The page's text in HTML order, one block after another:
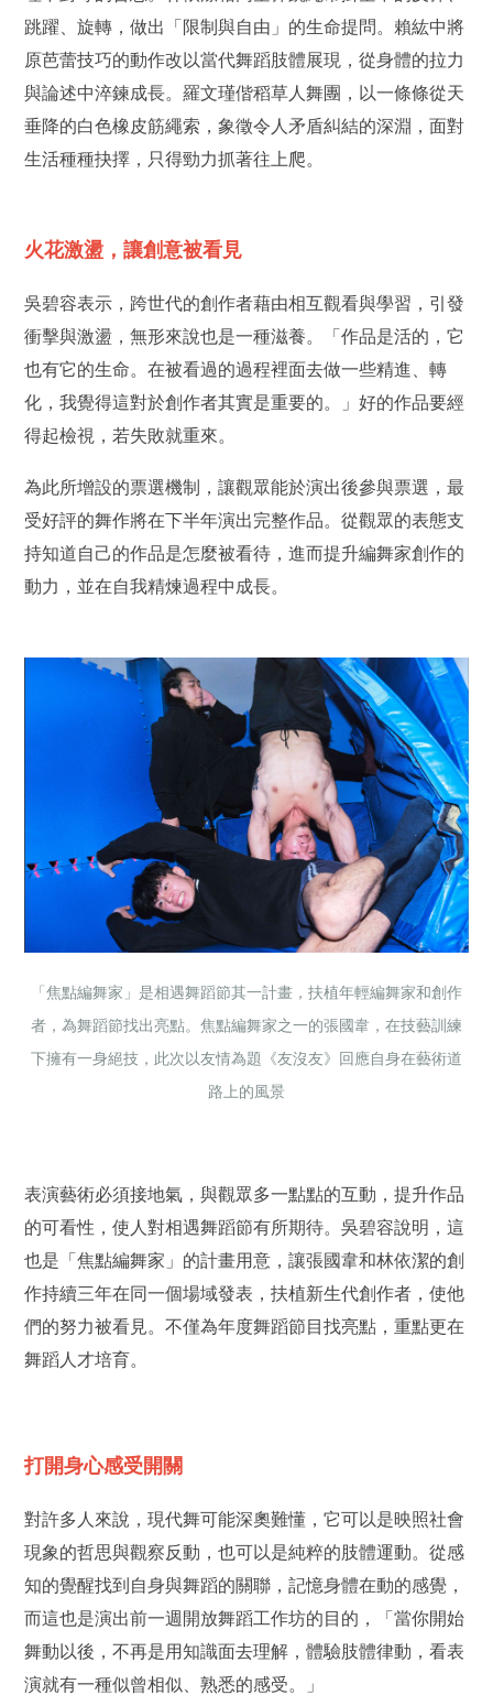
跳躍、旋轉，做出「限制與自由」的生命提問。賴紘中將
原芭蕾技巧的動作改以當代舞蹈肢體展現，從身體的拉力
與論述中淬鍊成長。羅文瑾偕稻草人舞團，以一條條從天
垂降的白色橡皮筋繩索，象徵令人矛盾糾結的深淵，面對
生活種種抉擇，只得勁力抓著往上爬。
火花激盪，讓創意被看見
吳碧容表示，跨世代的創作者藉由相互觀看與學習，引發
衝擊與激盪，無形來說也是一種滋養。「作品是活的，它
也有它的生命。在被看過的過程裡面去做一些精進、轉
化，我覺得這對於創作者其實是重要的。」好的作品要經
得起檢視，若失敗就重來。
為此所增設的票選機制，讓觀眾能於演出後參與票選，最
受好評的舞作將在下半年演出完整作品。從觀眾的表態支
持知道自己的作品是怎麼被看待，進而提升編舞家創作的
動力，並在自我精煉過程中成長。
「焦點編舞家」是相遇舞蹈節其一計畫，扶植年輕編舞家和創作
者，為舞蹈節找出亮點。焦點編舞家之一的張國韋， 在技藝訓練
下擁有一身絕技，此次以友情為題《友沒友》回應自身在藝術道
路上的風景
表演藝術必須接地氣，與觀眾多一點點的互動，提升作品
的可看性，使人對相遇舞蹈節有所期待。吳碧容說明，這
也是「焦點編舞家」的計畫用意，讓張國韋和林依潔的創
作持續三年在同一個場域發表，扶植新生代創作者，使他
們的努力被看見。不僅為年度舞蹈節目找亮點，重點更在
舞蹈人才培育。
打開身心感受開關
對許多人來說，現代舞可能深奧難懂，它可以是映照社會
現象的哲思與觀察反動，也可以是純粹的肢體運動。從感
知的覺醒找到自身與舞蹈的關聯，記憶身體在動的感覺，
而這也是演出前一週開放舞蹈工作坊的目的，「當你開始
舞動以後，不再是用知識面去理解，體驗肢體律動，看表
演就有一種似曾相似、熟悉的感受。」